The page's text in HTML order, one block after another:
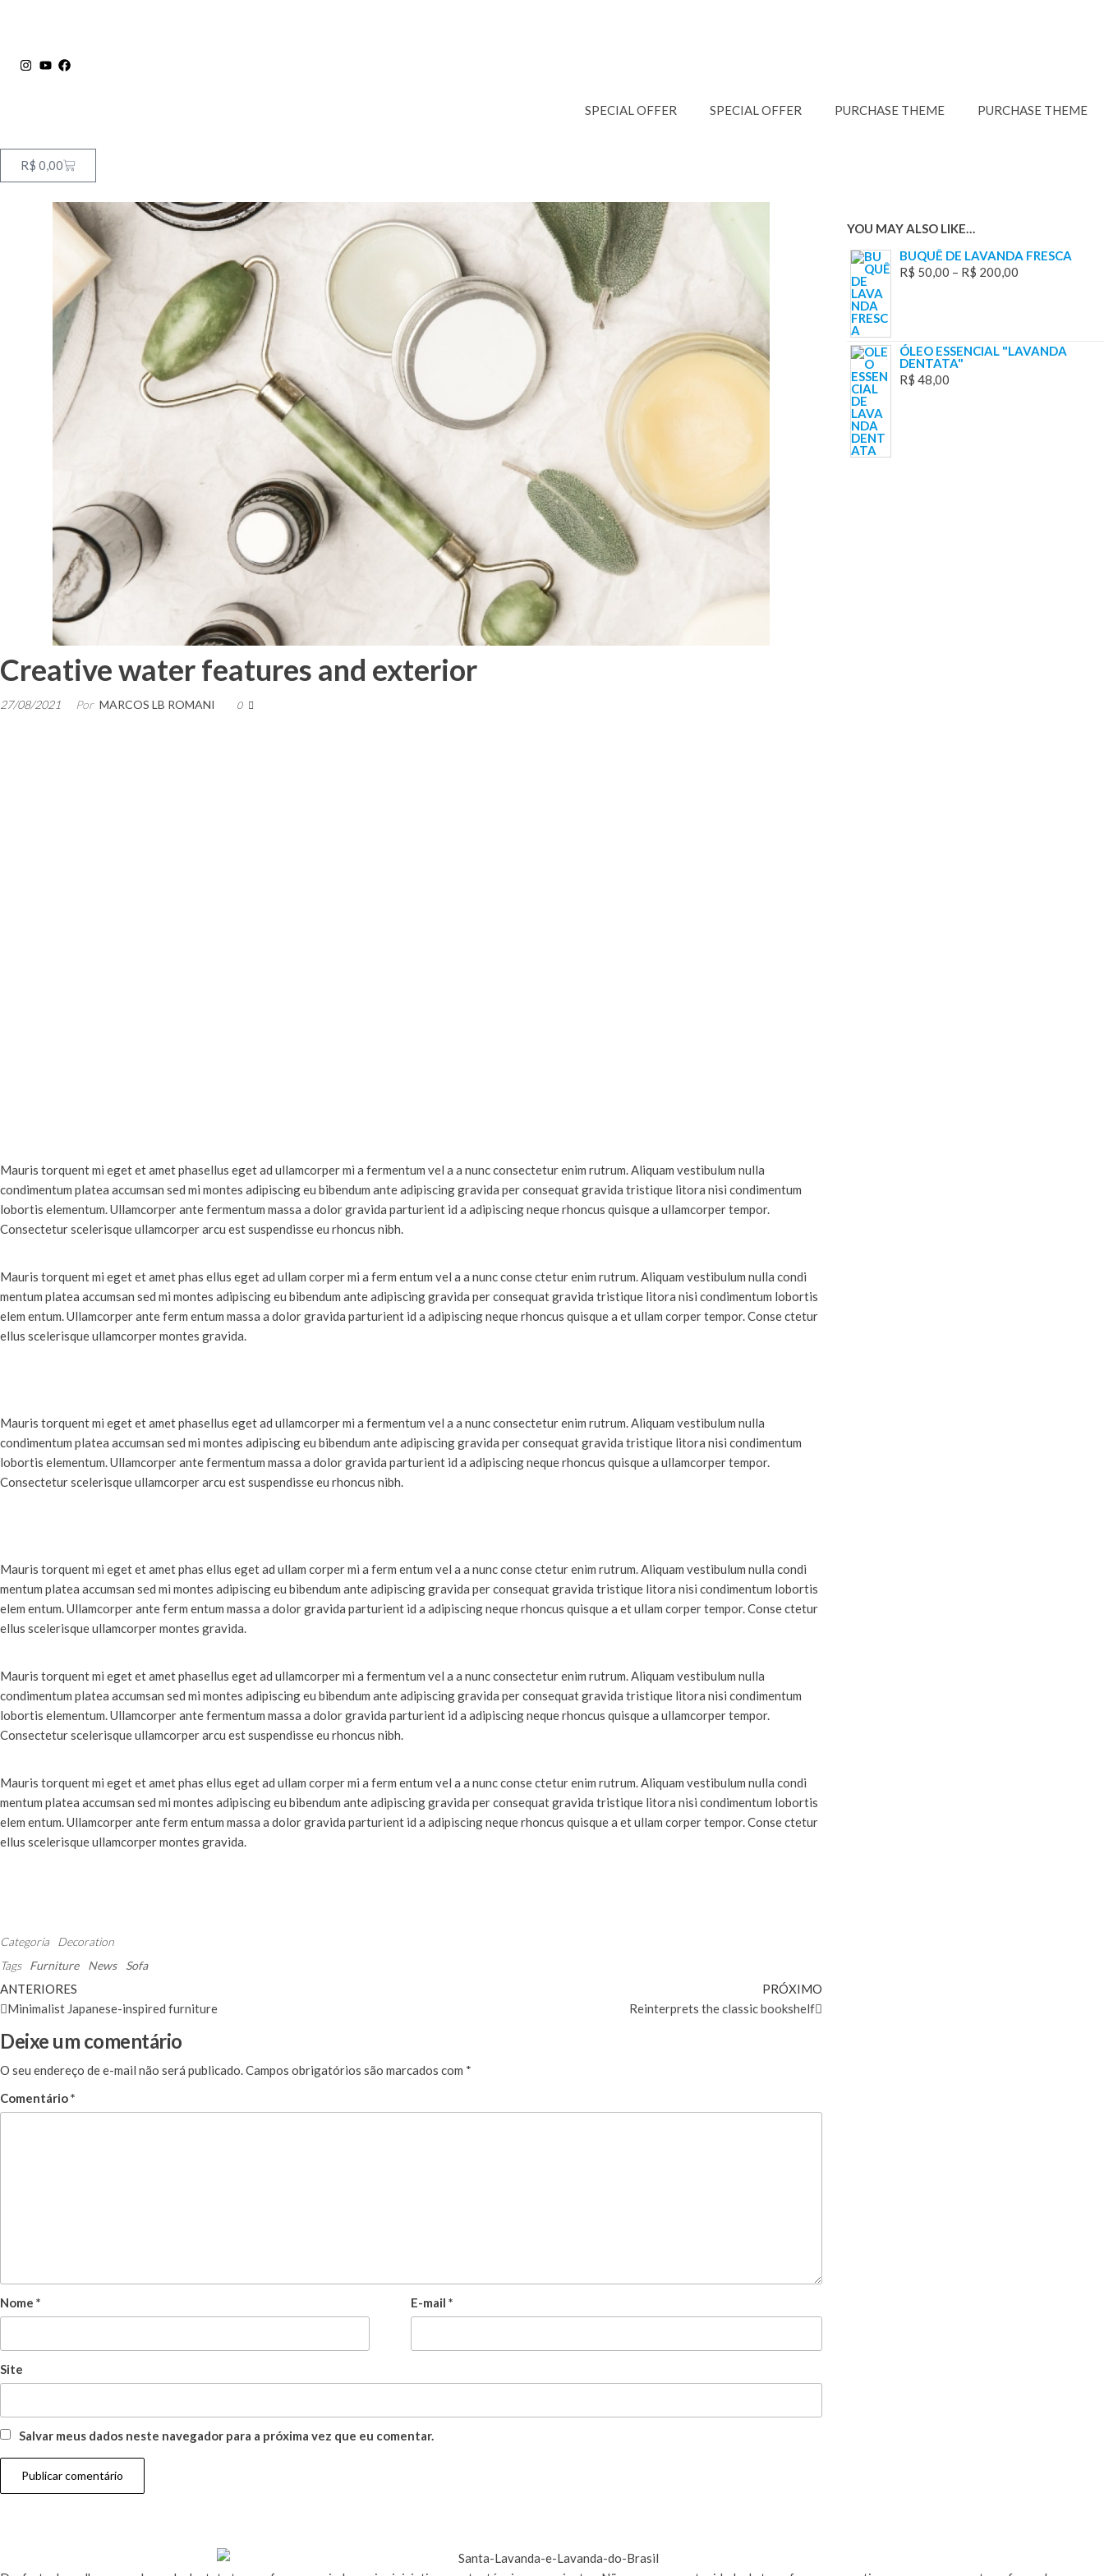
SPECIAL OFFER SPECIAL OFFER PURCHASE THEME PURCHASE THEME
R$ 0,00
Creative water features and exterior
27/08/2021 Por MARCOS LB ROMANI 0
Mauris torquent mi eget et amet phasellus eget ad ullamcorper mi a fermentum vel a a nunc consectetur enim rutrum. Aliquam vestibulum nulla
condimentum platea accumsan sed mi montes adipiscing eu bibendum ante adipiscing gravida per consequat gravida tristique litora nisi condimentum
lobortis elementum. Ullamcorper ante fermentum massa a dolor gravida parturient id a adipiscing neque rhoncus quisque a ullamcorper tempor.
Consectetur scelerisque ullamcorper arcu est suspendisse eu rhoncus nibh.
Mauris torquent mi eget et amet phas ellus eget ad ullam corper mi a ferm entum vel a a nunc conse ctetur enim rutrum. Aliquam vestibulum nulla condi
mentum platea accumsan sed mi montes adipiscing eu bibendum ante adipiscing gravida per consequat gravida tristique litora nisi condimentum lobortis
elem entum. Ullamcorper ante ferm entum massa a dolor gravida parturient id a adipiscing neque rhoncus quisque a et ullam corper tempor. Conse ctetur
ellus scelerisque ullamcorper montes gravida.
Mauris torquent mi eget et amet phasellus eget ad ullamcorper mi a fermentum vel a a nunc consectetur enim rutrum. Aliquam vestibulum nulla
condimentum platea accumsan sed mi montes adipiscing eu bibendum ante adipiscing gravida per consequat gravida tristique litora nisi condimentum
lobortis elementum. Ullamcorper ante fermentum massa a dolor gravida parturient id a adipiscing neque rhoncus quisque a ullamcorper tempor.
Consectetur scelerisque ullamcorper arcu est suspendisse eu rhoncus nibh.
Mauris torquent mi eget et amet phas ellus eget ad ullam corper mi a ferm entum vel a a nunc conse ctetur enim rutrum. Aliquam vestibulum nulla condi
mentum platea accumsan sed mi montes adipiscing eu bibendum ante adipiscing gravida per consequat gravida tristique litora nisi condimentum lobortis
elem entum. Ullamcorper ante ferm entum massa a dolor gravida parturient id a adipiscing neque rhoncus quisque a et ullam corper tempor. Conse ctetur
ellus scelerisque ullamcorper montes gravida.
Mauris torquent mi eget et amet phasellus eget ad ullamcorper mi a fermentum vel a a nunc consectetur enim rutrum. Aliquam vestibulum nulla
condimentum platea accumsan sed mi montes adipiscing eu bibendum ante adipiscing gravida per consequat gravida tristique litora nisi condimentum
lobortis elementum. Ullamcorper ante fermentum massa a dolor gravida parturient id a adipiscing neque rhoncus quisque a ullamcorper tempor.
Consectetur scelerisque ullamcorper arcu est suspendisse eu rhoncus nibh.
Mauris torquent mi eget et amet phas ellus eget ad ullam corper mi a ferm entum vel a a nunc conse ctetur enim rutrum. Aliquam vestibulum nulla condi
mentum platea accumsan sed mi montes adipiscing eu bibendum ante adipiscing gravida per consequat gravida tristique litora nisi condimentum lobortis
elem entum. Ullamcorper ante ferm entum massa a dolor gravida parturient id a adipiscing neque rhoncus quisque a et ullam corper tempor. Conse ctetur
ellus scelerisque ullamcorper montes gravida.
Categoria
Decoration
Tags
Furniture News Sofa
ANTERIORES
Minimalist Japanese-inspired furniture
PRÓXIMO
Reinterprets the classic bookshelf
Deixe um comentário
O seu endereço de e-mail não será publicado.Campos obrigatórios são marcados com *
Comentário*
Nome * E-mail*
Site
Salvar meus dados neste navegador para a próxima vez que eu comentar.
YOU MAY ALSO LIKE…
BUQUÊ DE LAVANDA FRESCA
R$ 50,00 – R$ 200,00
ÓLEO ESSENCIAL "LAVANDA
DENTATA"
R$ 48,00